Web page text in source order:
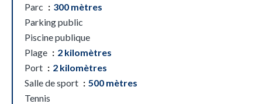
Parc
300 mètres
Parking public
Piscine publique
Plage
2 kilomètres
Port
2 kilomètres
Salle de sport
500 mètres
Tennis